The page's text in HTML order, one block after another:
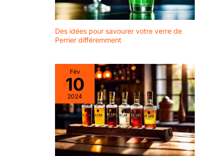
shakers à cocktail
et les grands verres
à cocktail. 【Facile à
utiliser et à
manche, légère
pour une utilisation
facile, va au lave-
vaisselle. Idéal pour
les grands verres à
cocktail, mélange
dans de grands
shakers.
【Occasions
Des idées pour savourer votre verre de
Perrier différemment
Fév
10
2024